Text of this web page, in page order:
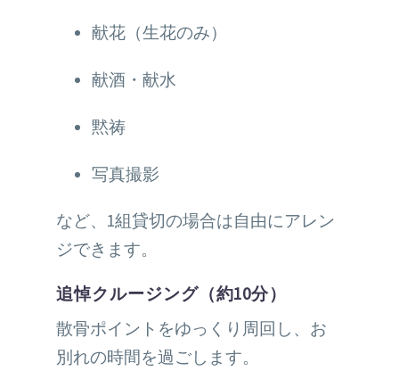
献花（生花のみ）
献酒・献水
黙祷
写真撮影
など、1組貸切の場合は自由にアレン
ジできます。
追悼クルージング（約10分）
散骨ポイントをゆっくり周回し、お
別れの時間を過ごします。